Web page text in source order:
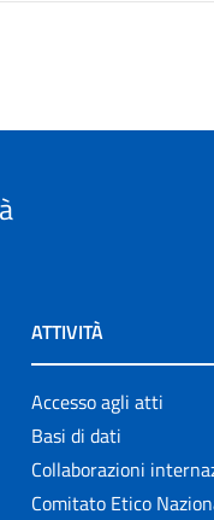
ATTIVITÀ
Accesso agli atti
Basi di dati
Collaborazioni
Comitato Etico